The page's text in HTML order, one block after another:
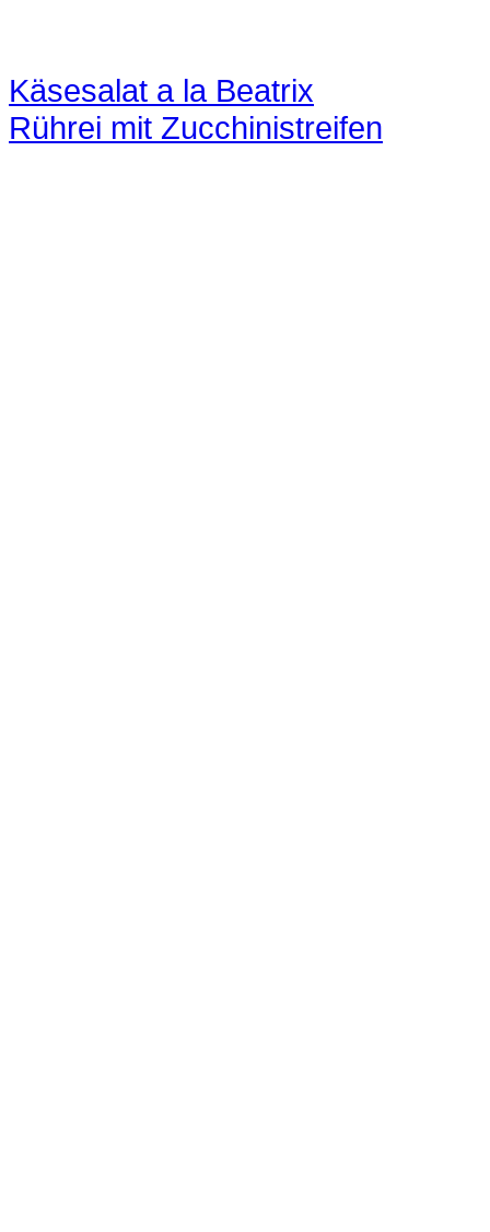
Käsesalat a la Beatrix
Rührei mit Zucchinistreifen